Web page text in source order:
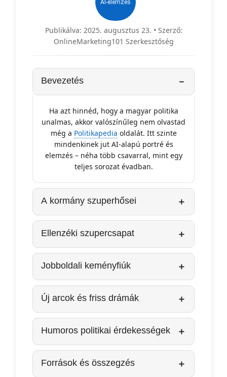
AI-elemzés
Publikálva: 2025. augusztus 23. • Szerző:
OnlineMarketing101 Szerkesztőség
Bevezetés
Ha azt hinnéd, hogy a magyar politika
unalmas, akkor valószínűleg nem olvastad
még a Politikapedia oldalát. Itt szinte
mindenkinek jut AI-alapú portré és
elemzés – néha több csavarral, mint egy
teljes sorozat évadban.
A kormány szuperhősei
Ellenzéki szupercsapat
Jobboldali keményfiúk
Új arcok és friss drámák
Humoros politikai érdekességek
Források és összegzés